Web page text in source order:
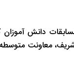
دانش
معاونت